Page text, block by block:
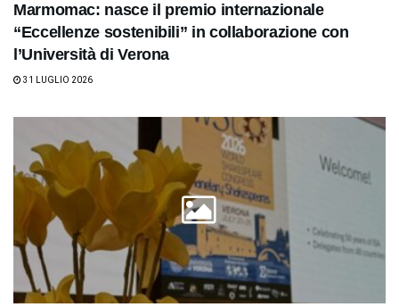
Marmomac: nasce il premio internazionale
“Eccellenze sostenibili” in collaborazione con
l’Università di Verona
31 LUGLIO 2026